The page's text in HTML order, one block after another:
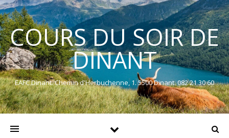
COURS DU SOIR DE
DINANT
EAFC Dinant. Chemin d'Herbuchenne, 1. 5500 Dinant. 082 21 30 60